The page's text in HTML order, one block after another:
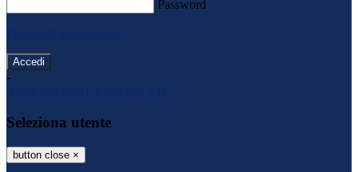
Password
Password dimenticata?
-
Entra con SPID
Entra con CIE
Seleziona utente
button close ×